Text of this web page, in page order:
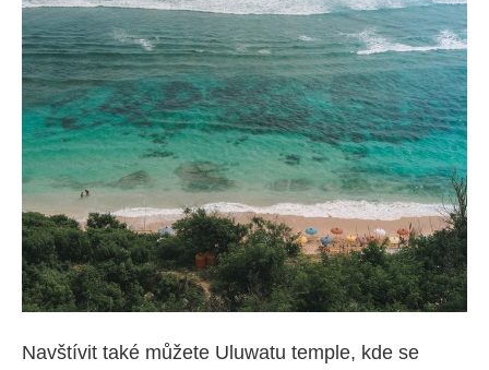
Navštívit také můžete Uluwatu temple, kde se